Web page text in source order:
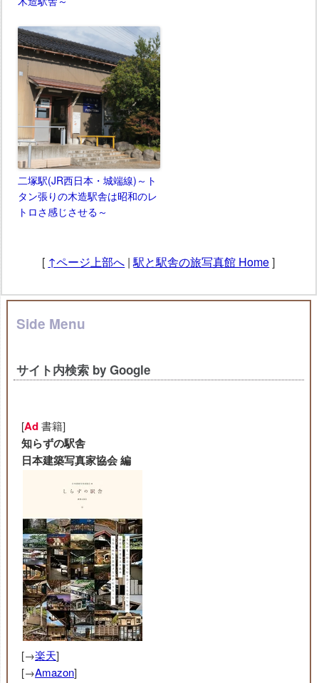
二塚駅(JR西日本・城端線)～ト
タン張りの木造駅舎は昭和のレ
トロさ感じさせる～
[ ↑ページ上部へ |駅と駅舎の旅写真館 Home]
Side Menu
サイト内検索 by Google
[Ad書籍]
知らずの駅舎
日本建築写真家協会 編
[→楽天]
[→Amazon]